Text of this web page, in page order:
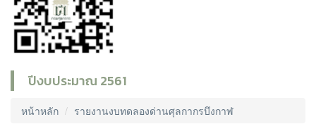
ปีงบประมาณ 2561
หน้าหลัก รายงานงบทดลองด่านศุลกากรบึงกาฬ